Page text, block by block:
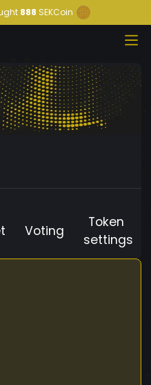
888 SEKCoin
Voting
Token
settings